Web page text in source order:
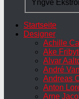
Yngve
Startseite
Designer
Achille
Ake
Alvar
André
Andreas
Anton
Arne